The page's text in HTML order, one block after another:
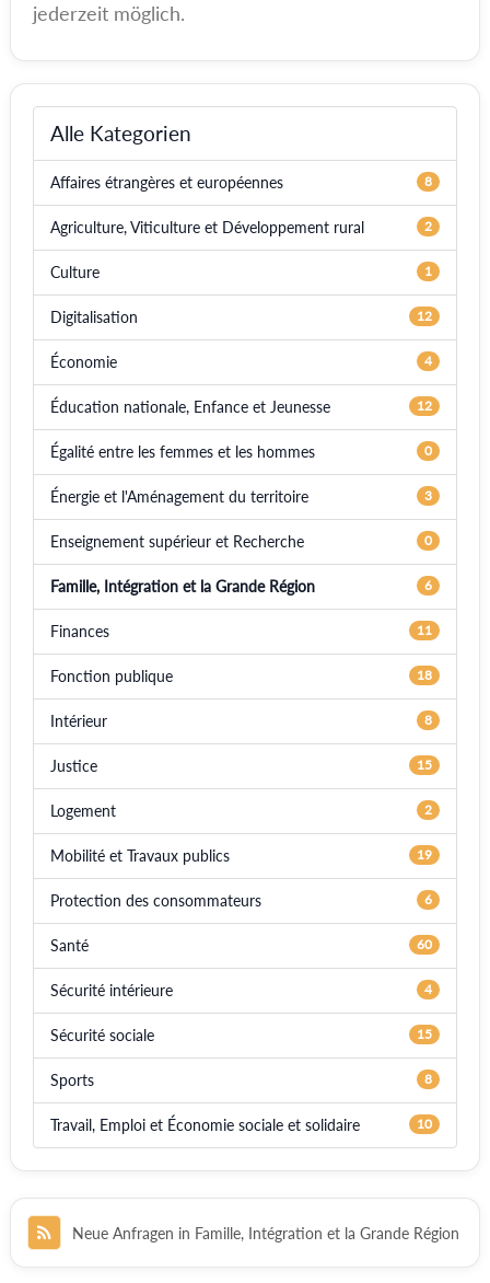
jederzeit möglich.
Alle Kategorien
Affaires étrangères et européennes 8
Agriculture, Viticulture et Développement rural 2
Culture 1
Digitalisation 12
Économie 4
Éducation nationale, Enfance et Jeunesse 12
Égalité entre les femmes et les hommes 0
Énergie et l'Aménagement du territoire 3
Enseignement supérieur et Recherche 0
Famille, Intégration et la Grande Région 6
Finances 11
Fonction publique 18
Intérieur 8
Justice 15
Logement 2
Mobilité et Travaux publics 19
Protection des consommateurs 6
Santé 60
Sécurité intérieure 4
Sécurité sociale 15
Sports 8
Travail, Emploi et Économie sociale et solidaire 10
Neue Anfragen in Famille, Intégration et la Grande Région